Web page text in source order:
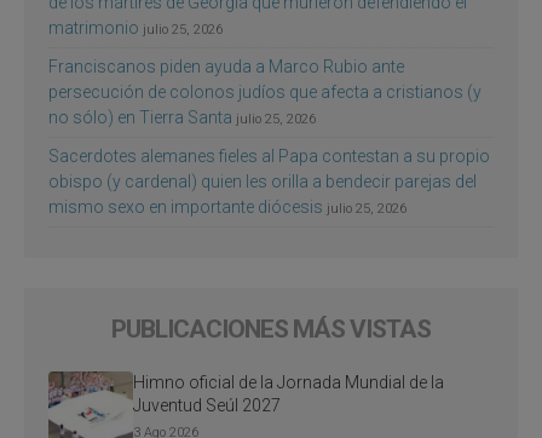
matrimonio julio 25, 2026
Franciscanos piden ayuda a Marco Rubio ante
persecución de colonos judíos que afecta a cristianos (y
no sólo) en Tierra Santa julio 25, 2026
Sacerdotes alemanes fieles al Papa contestan a su propio
obispo (y cardenal) quien les orilla a bendecir parejas del
mismo sexo en importante diócesis julio 25, 2026
PUBLICACIONES MÁS VISTAS
Himno oficial de la Jornada Mundial de la
Juventud Seúl 2027
3 Ago 2026